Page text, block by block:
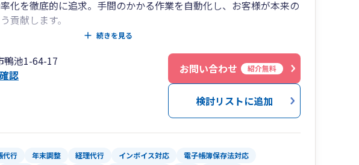
化を徹底的に追求。手間のかかる作業を自動化し、お客様が本来の
貢献します。
そのデータを基にした経営分析を行い、的確なフィードバックと今
す。創業・融資相談、事業計画の作成から、経営に関するあらゆる
ップでお応えできる体制を整えています。
ご相談にも対応し、事業の誕生から次世代への承継まで、お客様の人
ートナーとなることをお約束します。オンラインでのご相談も可能
らでもお気軽にご連絡ください。
続きを見る
鴨池1-64-17
認
お問い合わせ 紹介無料
検討リストに追加
代行 年末調整 経理代行 インボイス対応
電子帳簿保存法対応